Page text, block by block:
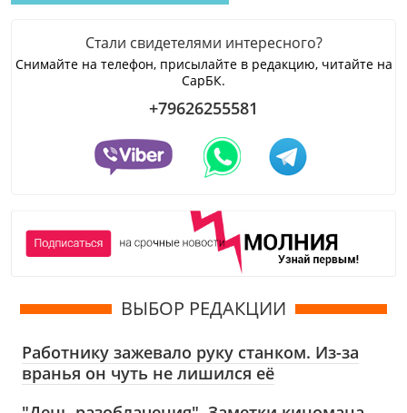
Стали свидетелями интересного?
Снимайте на телефон, присылайте в редакцию, читайте на
СарБК.
+79626255581
ВЫБОР РЕДАКЦИИ
Работнику зажевало руку станком. Из-за
вранья он чуть не лишился её